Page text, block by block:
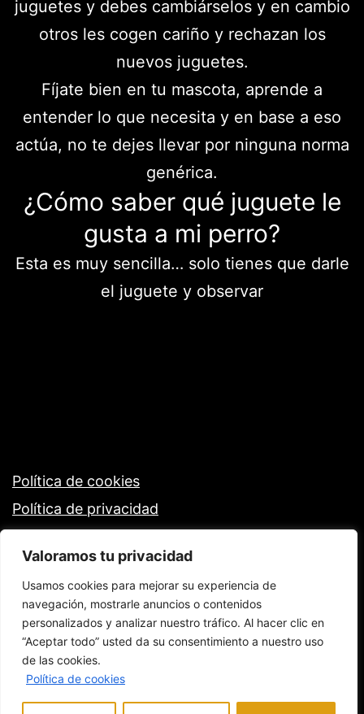
Valoramos tu privacidad
Usamos cookies para mejorar su experiencia de
navegación, mostrarle anuncios o contenidos
personalizados y analizar nuestro tráfico. Al hacer clic en
“Aceptar todo” usted da su consentimiento a nuestro uso
de las cookies.
Política de cookies
juguetes y debes cambiárselos y en cambio
otros les cogen cariño y rechazan los
nuevos juguetes.
Fíjate bien en tu mascota, aprende a
entender lo que necesita y en base a eso
actúa, no te dejes llevar por ninguna norma
genérica.
¿Cómo saber qué juguete le
gusta a mi perro?
Esta es muy sencilla… solo tienes que darle
el juguete y observar
Política de cookies
Política de privacidad